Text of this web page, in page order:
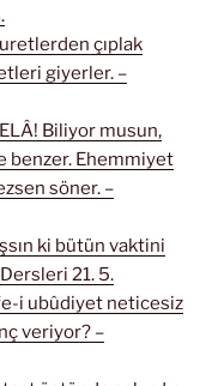
çıplak
giyerler. –
Biliyor musun,
benzer. Ehemmiyet
söner. –
ki bütün vaktini
21. 5.
i ubûdiyet neticesiz
veriyor? –